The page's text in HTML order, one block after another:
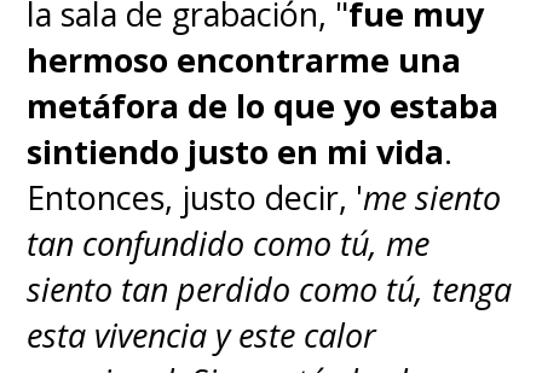
- Mejor Interpretación de Voz
(Latinoamérica)
Alejandro Orozco, Gyutaro,
Demon Slayer: Kimetsu no
Yaiba -Arco del Barrio del
Placer-
la sala de grabación, "fue muy
hermoso encontrarme una
metáfora de lo que yo estaba
sintiendo justo en mi vida.
Entonces, justo decir, 'me siento
tan confundido como tú, me
siento tan perdido como tú, tenga
esta vivencia y este calor